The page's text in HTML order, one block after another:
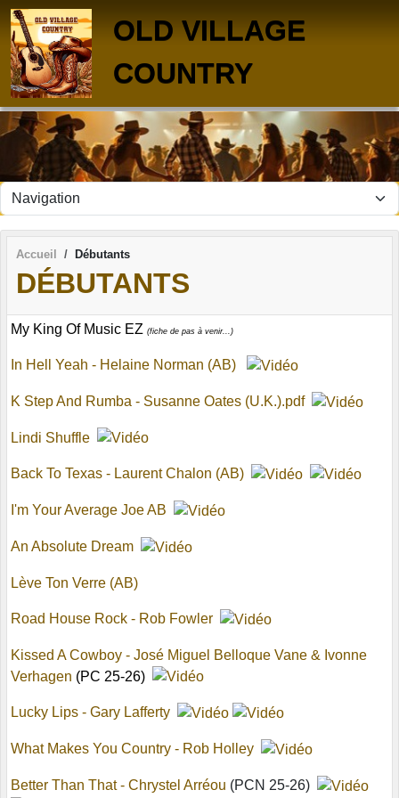
OLD VILLAGE
COUNTRY
Accueil Débutants
DÉBUTANTS
My King Of Music EZ (fiche de pas à venir...)
In Hell Yeah - Helaine Norman (AB)
K Step And Rumba - Susanne Oates (U.K.).pdf
Lindi Shuffle
Back To Texas - Laurent Chalon (AB)
I'm Your Average Joe AB
An Absolute Dream
Lève Ton Verre (AB)
Road House Rock - Rob Fowler
Kissed A Cowboy - José Miguel Belloque Vane & Ivonne
Verhagen (PC 25-26)
Lucky Lips - Gary Lafferty
What Makes You Country - Rob Holley
Better Than That - Chrystel Arréou (PCN 25-26)
Panneau de gestion des cookies